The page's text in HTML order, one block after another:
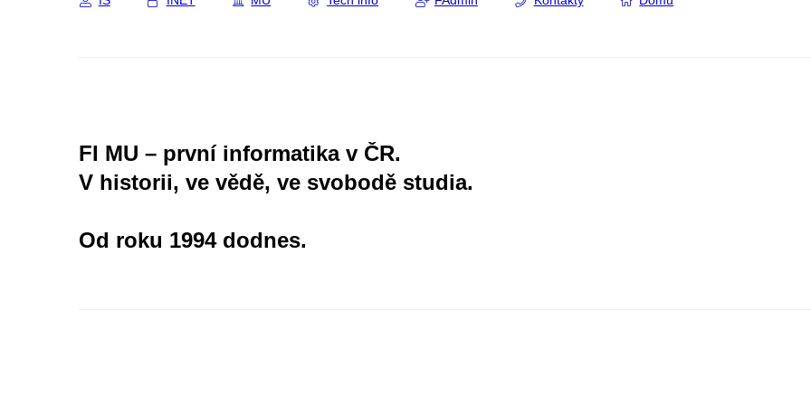
FI MU – první informatika v ČR.
V historii, ve vědě, ve svobodě studia.
Od roku 1994 dodnes.